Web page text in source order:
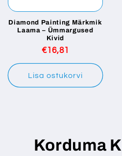
Diamond Painting Märkmik
Laama – Ümmargused
Kivid
Tavaline
hind
€16,81
Lisa ostukorvi
Korduma